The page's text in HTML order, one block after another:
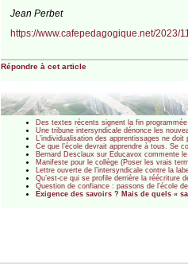
Jean Perbet
https://www.cafepedagogique.net/2023/
Répondre à cet article
Des textes récents signent la fin
Une tribune intersyndicale dénonce les
L’individualisation des apprentissages ne
Ce que l’école devrait apprendre à tous. Se
Bernard Desclaux sur Educavox commente
Manifeste pour le collège (Poser les vrais
Lettre ouverte de l’intersyndicale contre la
Qu’est-ce qui se profile derrière la réécriture
Question de confiance : passons de l’école
Exigence des savoirs ? Mais de quels «